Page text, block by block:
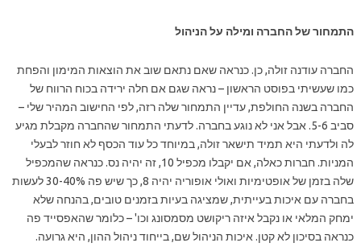
התמחור של החברה ומילה על הניהול
החברה עודנה זולה, כן. כנראה שאם נתאם שוב את הוצאות המימון והפחת
כמו שעשיתי בפוסט הראשון – נראה שגם אם חלה ירידה בכוח הרווח של
החברה בשנה החולפת, עדיין התמחור שלה רזה, לפי החישוב המהיר שלי –
סביב 5-6. אבל אני לא נוגע בחברה. לדעתי התמחור שהחברה מקבלת מגיע
לה ולדעתי היא תמיד תישאר זולה, במיוחד כל עוד הכסף לא חוזר לבעלי
המניות. חברות כאלה, אם יקבלו מכפיל 10, זה יהיה נס. כנראה שהמכפיל
שלה בזמן של אופטימיות ואולי אופוריה יהיה 8, כך שיש פה 30-40% לעשות
בחברה עם איכות בעייתית, שמציגה בעיות בזמנים טובים, בהנחה שלא
ימחק המלאי או נקבל איזה ריקושט מסמסונג וכו' – כלומר שהאפסייד פה
כנראה בסיכון לא קטן. איכות הניהול שם, בייחוד ניהול ההון, היא גרועה.